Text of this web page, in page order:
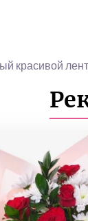
красивой